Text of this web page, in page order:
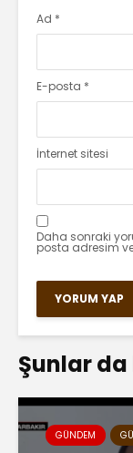
Ad *
E-posta *
İnternet sitesi
Daha sonraki
posta adresim
Şunlar
GÜNDEM